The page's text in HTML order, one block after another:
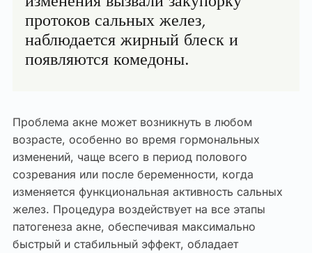
протоков сальных желез,
наблюдается жирный блеск и
появляются комедоны.
Проблема акне может возникнуть в любом
возрасте, особенно во время гормональных
изменений, чаще всего в период полового
созревания или после беременности, когда
изменяется функциональная активность сальных
желез. Процедура воздействует на все этапы
патогенеза акне, обеспечивая максимально
быстрый и стабильный эффект, обладает